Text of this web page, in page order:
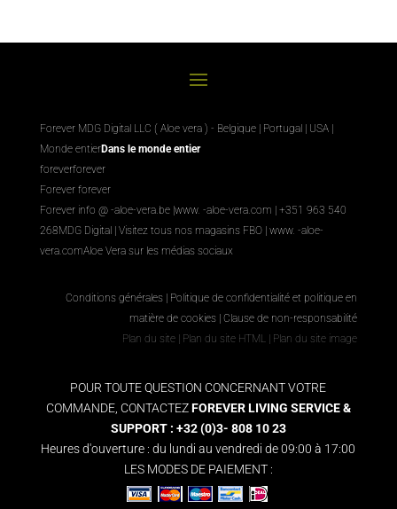
Forever MDG Digital LLC ( Aloe vera ) - Belgique | Portugal | USA |
Monde entierDans le monde entier
foreverforever
Forever forever
Forever info @ -aloe-vera.be |www. -aloe-vera.com | +351 963 540
268MDG Digital| Visitez tous nos magasins FBO| www. -aloe-
vera.comAloe Vera sur les médias sociaux
Conditions générales | Politique de confidentialité et politique en
matière de cookies |Clause de non-responsabilité
Plan du site | Plan du site HTML | Plan du site image
POUR TOUTE QUESTION CONCERNANT VOTRE
COMMANDE, CONTACTEZFOREVER LIVING SERVICE &
SUPPORT : +32 (0)3- 808 10 23
Heures d'ouverture : du lundi au vendredi de 09:00 à 17:00
LES MODES DE PAIEMENT :